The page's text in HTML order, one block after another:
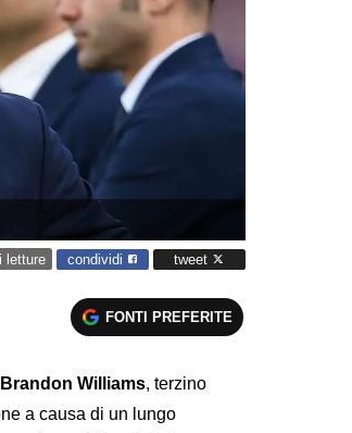
letture condividi tweet
FONTI PREFERITE
Brandon Williams, terzino
a causa di un lungo